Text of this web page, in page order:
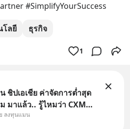
#SimplifyYourSuccess
โลยี ธุรกิจ
1
ชิปเอเชีย ค่าจัดการต่ำสุด
มาแล้ว.. รู้ไหมว่า CXMT
ขึ้นมาเป็นบริษัทอันดับ 1 ใน
ลงทุนแมน